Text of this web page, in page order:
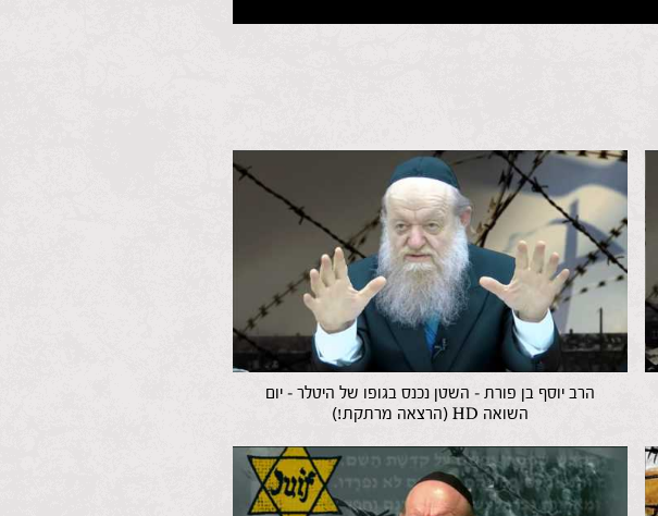
הרב יוסף בן פורת – השטן נכנס בגופו של היטלר – יום
השואה HD (הרצאה מרתקת!)